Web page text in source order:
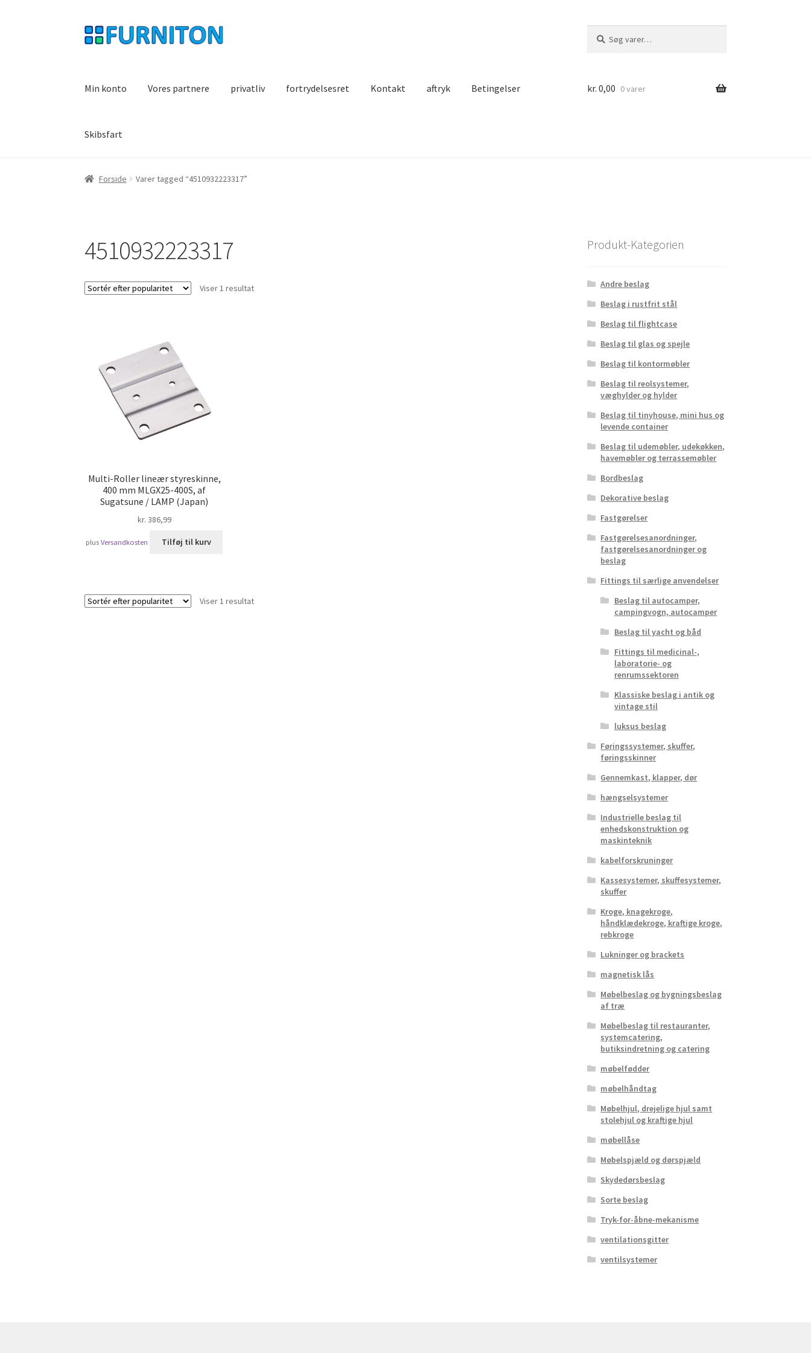
Spring
til
Spring
til
efter:
Min konto Vores partnere privatliv fortrydelsesret Kontakt aftryk Betingelser
Skibsfart
kr. 0,00 0 varer
Forside Varer tagged “4510932223317”
4510932223317
Viser 1 resultat
Multi-Roller lineær styreskinne,
400 mm MLGX25-400S, af
Sugatsune / LAMP (Japan)
kr. 386,99
plus Versandkosten Tilføj til kurv
Viser 1 resultat
Produkt-Kategorien
Andre beslag
Beslag i rustfrit stål
Beslag til flightcase
Beslag til glas og spejle
Beslag til kontormøbler
Beslag til reolsystemer,
væghylder og hylder
Beslag til tinyhouse, mini hus og
levende container
Beslag til udemøbler, udekøkken,
havemøbler og terrassemøbler
Bordbeslag
Dekorative beslag
Fastgørelser
Fastgørelsesanordninger,
fastgørelsesanordninger og
beslag
Fittings til særlige anvendelser
Beslag til autocamper,
campingvogn, autocamper
Beslag til yacht og båd
Fittings til medicinal-,
laboratorie- og
renrumssektoren
Klassiske beslag i antik og
vintage stil
luksus beslag
Føringssystemer, skuffer,
føringsskinner
Gennemkast, klapper, dør
hængselsystemer
Industrielle beslag til
enhedskonstruktion og
maskinteknik
kabelforskruninger
Kassesystemer, skuffesystemer,
skuffer
Kroge, knagekroge,
håndklædekroge, kraftige kroge,
rebkroge
Lukninger og brackets
magnetisk lås
Møbelbeslag og bygningsbeslag
af træ
Møbelbeslag til restauranter,
systemcatering,
butiksindretning og catering
møbelfødder
møbelhåndtag
Møbelhjul, drejelige hjul samt
stolehjul og kraftige hjul
møbellåse
Møbelspjæld og dørspjæld
Skydedørsbeslag
Sorte beslag
Tryk-for-åbne-mekanisme
ventilationsgitter
ventilsystemer